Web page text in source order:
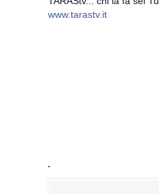
www.tarastv.it
.